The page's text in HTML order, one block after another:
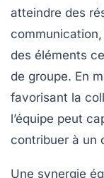
atteindre des
communication,
des éléments
de groupe. En
favorisant la
l’équipe peut
contribuer à un
Une synergie